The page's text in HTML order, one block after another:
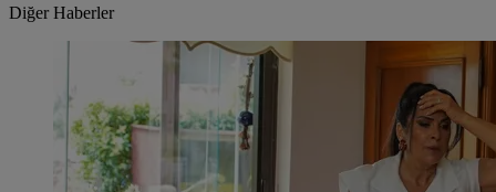
Diğer Haberler